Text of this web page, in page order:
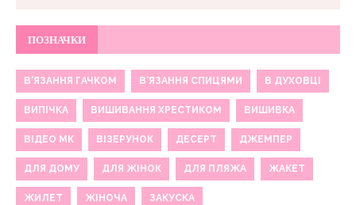
ПОЗНАЧКИ
В'ЯЗАННЯ ГАЧКОМ В'ЯЗАННЯ СПИЦЯМИ В ДУХОВЦІ
ВИПІЧКА ВИШИВАННЯ ХРЕСТИКОМ ВИШИВКА
ВІДЕО МК ВІЗЕРУНОК ДЕСЕРТ ДЖЕМПЕР
ДЛЯ ДОМУ ДЛЯ ЖІНОК ДЛЯ ПЛЯЖА ЖАКЕТ
ЖИЛЕТ ЖІНОЧА ЗАКУСКА